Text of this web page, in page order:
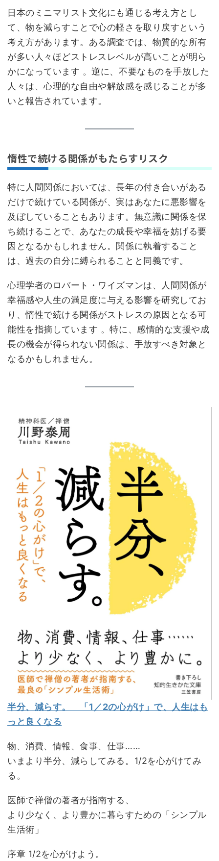
日本のミニマリスト文化にも通じる考え方とし
て、物を減らすことで心の軽さを取り戻すという
考え方があります。ある調査では、物質的な所有
が多い人々ほどストレスレベルが高いことが明ら
かになっています 。逆に、不要なものを手放した
人々は、心理的な自由や解放感を感じることが多
いと報告されています。
惰性で続ける関係がもたらすリスク
特に人間関係においては、長年の付き合いがある
だけで続けている関係が、実はあなたに悪影響を
及ぼしていることもあります。無意識に関係を保
ち続けることで、あなたの成長や幸福を妨げる要
因となるかもしれません。関係に執着すること
は、過去の自分に縛られることと同義です。
心理学者のロバート・ワイズマンは、人間関係が
幸福感や人生の満足度に与える影響を研究してお
り、惰性で続ける関係がストレスの原因となる可
能性を指摘しています 。特に、感情的な支援や成
長の機会が得られない関係は、手放すべき対象と
なるかもしれません。
半分、減らす。 「1／2の心がけ」で、人生はも
っと良くなる
物、消費、情報、食事、仕事……
いまより半分、減らしてみる。1/2を心がけてみ
る。
医師で禅僧の著者が指南する、
より少なく、より豊かに暮らすための「シンプル
生活術」
序章 1/2を心がけよう。